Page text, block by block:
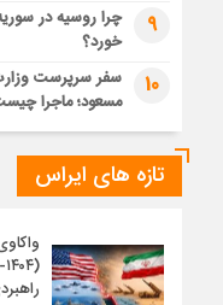
9
چرا روسیه در
خورد؟
10
سفر سرپرست وزارت
مسعود؛ ماجرا
تازه های ایراس